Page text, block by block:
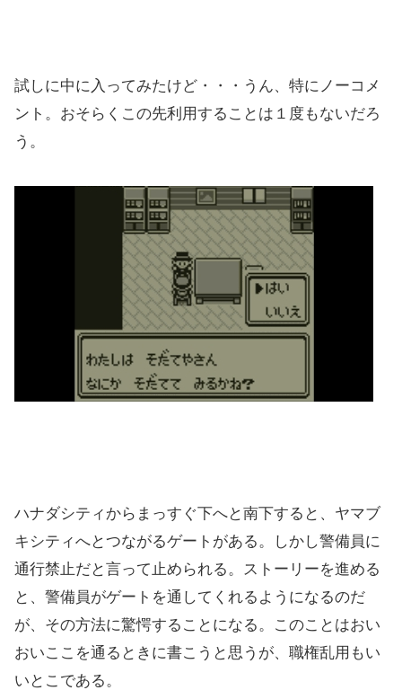
試しに中に入ってみたけど・・・うん、特にノーコメ
ント。おそらくこの先利用することは１度もないだろ
う。
ハナダシティからまっすぐ下へと南下すると、ヤマブ
キシティへとつながるゲートがある。しかし警備員に
通行禁止だと言って止められる。ストーリーを進める
と、警備員がゲートを通してくれるようになるのだ
が、その方法に驚愕することになる。このことはおい
おいここを通るときに書こうと思うが、職権乱用もい
いとこである。